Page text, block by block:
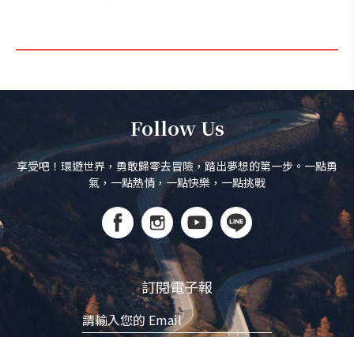
Follow Us
享受吧！環遊世界，勇敢歸零去冒險，踏出夢想的第一步。一點勇
氣，一點熱情，一點快樂，一點挑戰
訂閱電子報